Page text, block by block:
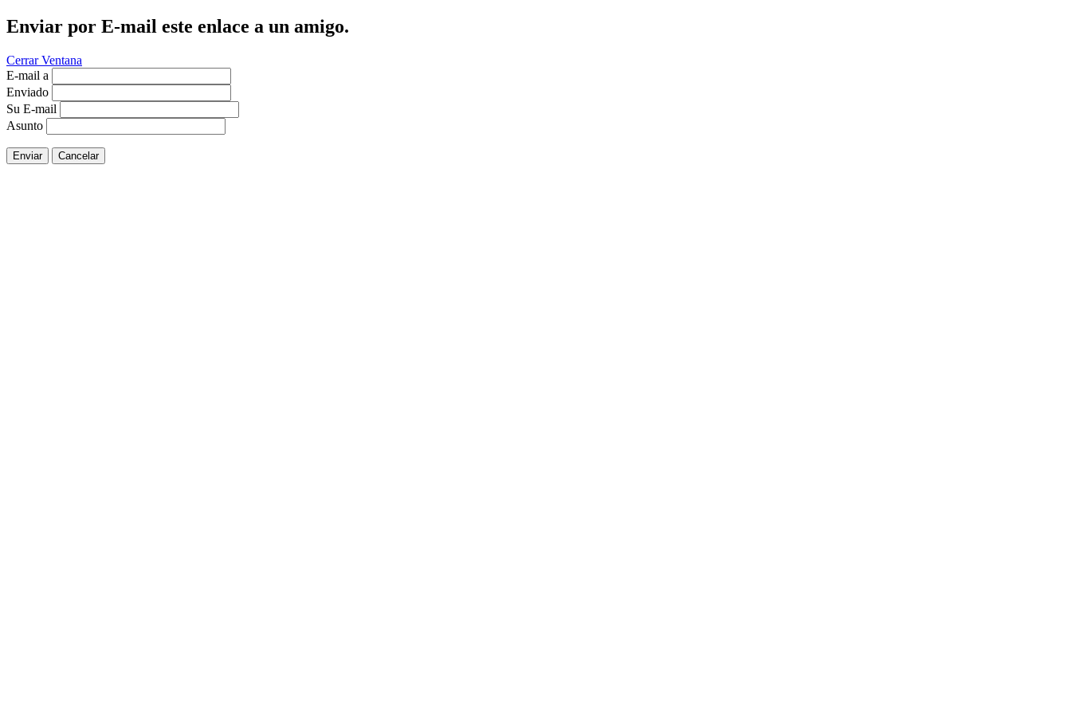
Enviar por E-mail este enlace a un amigo.
Cerrar Ventana
E-mail a
Enviado
Su E-mail
Asunto
Enviar Cancelar